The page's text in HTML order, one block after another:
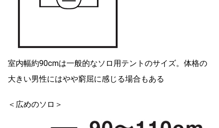
室内幅約90cmは一般的なソロ用テントのサイズ。体格の
大きい男性にはやや窮屈に感じる場合もある
＜広めのソロ＞